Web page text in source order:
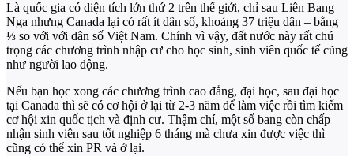
Là quốc gia có diện tích lớn thứ 2 trên thế giới, chỉ sau Liên Bang
Nga nhưng Canada lại có rất ít dân số, khoảng 37 triệu dân – bằng
⅓ so với với dân số Việt Nam. Chính vì vậy, đất nước này rất chú
trọng các chương trình nhập cư cho học sinh, sinh viên quốc tế cũng
như người lao động.
Nếu bạn học xong các chương trình cao đẳng, đại học, sau đại học
tại Canada thì sẽ có cơ hội ở lại từ 2-3 năm để làm việc rồi tìm kiếm
cơ hội xin quốc tịch và định cư. Thậm chí, một số bang còn chấp
nhận sinh viên sau tốt nghiệp 6 tháng mà chưa xin được việc thì
cũng có thể xin PR và ở lại.